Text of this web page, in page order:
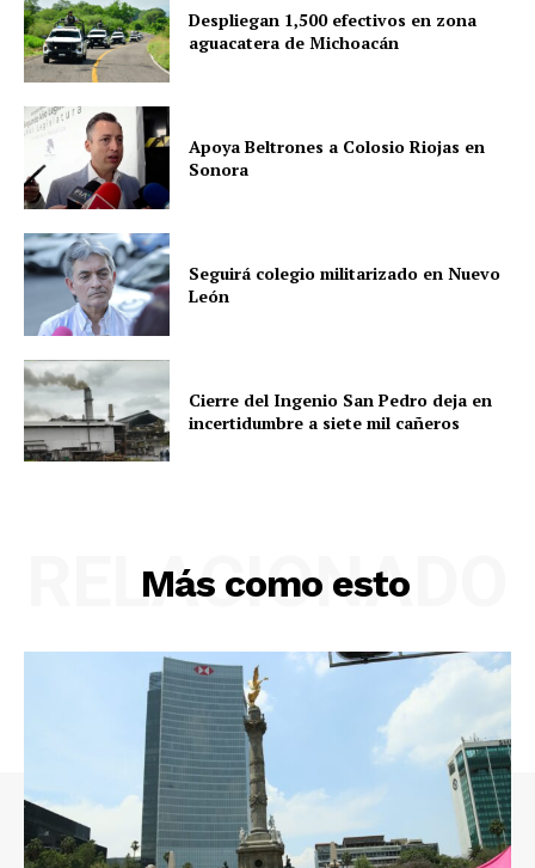
Despliegan 1,500 efectivos en zona
aguacatera de Michoacán
Apoya Beltrones a Colosio Riojas en
Sonora
Seguirá colegio militarizado en Nuevo
León
Cierre del Ingenio San Pedro deja en
incertidumbre a siete mil cañeros
Más como esto
RELACIONADO